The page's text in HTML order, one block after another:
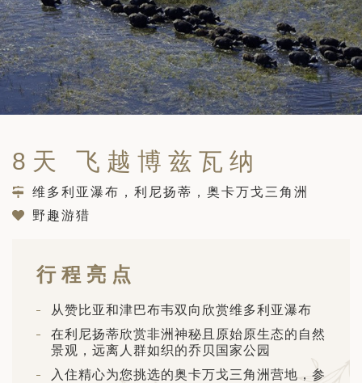
中美洲
北极
合酋长国
斯坦
加斯加空中游猎 （2026年6月1
）
干地区的希腊与罗马遗产 – 奥尔
行（2026年6月1日 – 13日）
牙比利牛斯山道与巴斯克雅致旅程
亚大迁徙与黑猩猩 游猎之旅
斯远东 ：原始荒野与被遗忘的历
-9月18日）
富汗: 传奇古国的前世文明（2026
日 – 10 月 3 日）
的海之路：爱沙尼亚、拉脱维亚和
2026年10月5日至16日）
｜卓美亚阿拉伯港酒店
8天 飞越博兹瓦纳
维多利亚瀑布，利尼扬蒂，奥卡万戈三角洲
野趣游猎
行程亮点
从赞比亚和津巴布韦双向欣赏维多利亚瀑布
在利尼扬蒂欣赏非洲神秘且原始原生态的自然
景观，远离人群如织的乔贝国家公园
入住精心为您挑选的奥卡万戈三角洲营地，参